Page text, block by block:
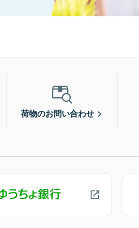
荷物のお問い合わせ